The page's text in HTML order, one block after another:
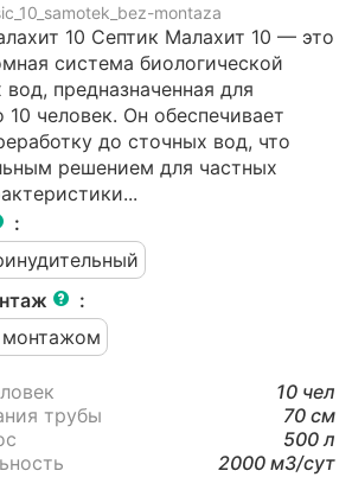
montaza
10 Септик Малахит 10 — это
система биологической
предназначенная для
человек. Он обеспечивает
до сточных вод, что
решением для частных
:
:
10 чел
трубы
70 см
500 л
2000 м3/cут